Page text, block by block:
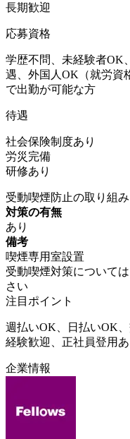
長期歓迎
応募資格
学歴不問、未経験者OK
遇、外国人OK（就労資
で出勤が可能な方
待遇
社会保険制度あり
労災完備
研修あり
受動喫煙防止の取り組み
対策の有無
あり
備考
喫煙専用室設置
受動喫煙対策について
さい
注目ポイント
週払いOK、日払いOK
経験歓迎、正社員登用あ
企業情報